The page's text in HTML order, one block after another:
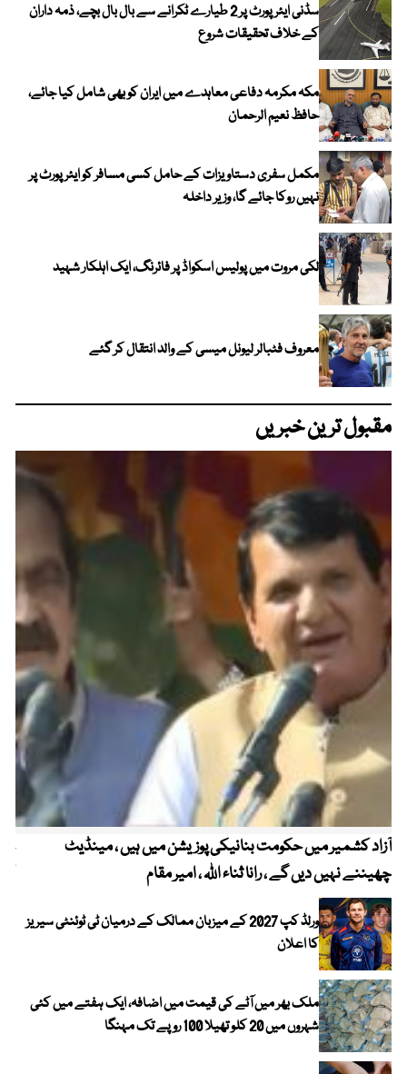
سڈنی ایئرپورٹ پر 2 طیارے ٹکرانے سے بال بال بچے، ذمہ داران
کے خلاف تحقیقات شروع
مکہ مکرمہ دفاعی معاہدے میں ایران کو بھی شامل کیا جائے،
حافظ نعیم الرحمان
مکمل سفری دستاویزات کے حامل کسی مسافر کو ایئرپورٹ پر
نہیں روکا جائے گا، وزیر داخلہ
لکی مروت میں پولیس اسکواڈ پر فائرنگ، ایک اہلکار شہید
معروف فٹبالر لیونل میسی کے والد انتقال کر گئے
مقبول ترین خبریں
آزاد کشمیر میں حکومت بنانیکی پوزیشن میں ہیں ، مینڈیٹ
چھیننے نہیں دیں گے ، رانا ثناء اللہ ، امیر مقام
ورلڈ کپ 2027 کے میزبان ممالک کے درمیان ٹی ٹوئنٹی سیریز
کا اعلان
ملک بھر میں آٹے کی قیمت میں اضافہ، ایک ہفتے میں کئی
شہروں میں 20 کلو تھیلا 100 روپے تک مہنگا